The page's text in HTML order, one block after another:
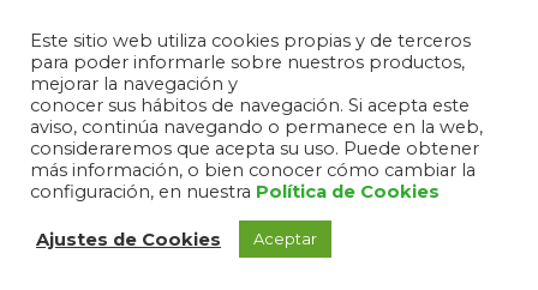
Este sitio web utiliza cookies propias y de terceros
para poder informarle sobre nuestros productos,
mejorar la navegación y
conocer sus hábitos de navegación. Si acepta este
aviso, continúa navegando o permanece en la web,
consideraremos que acepta su uso. Puede obtener
más información, o bien conocer cómo cambiar la
configuración, en nuestra Política de Cookies
Ajustes de Cookies Aceptar